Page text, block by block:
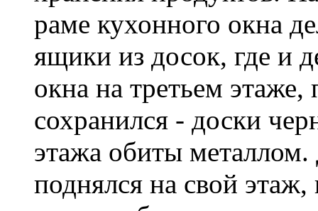
раме кухонного окна
ящики из досок, где и
окна на третьем
сохранился - доски
этажа обиты
поднялся на свой